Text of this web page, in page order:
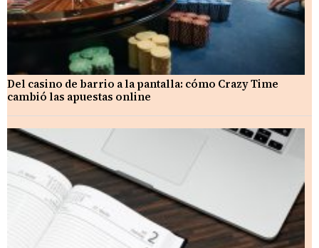
Del casino de barrio a la pantalla: cómo Crazy Time
cambió las apuestas online